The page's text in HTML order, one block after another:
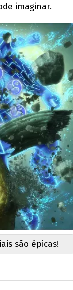
imaginar.
são épicas!